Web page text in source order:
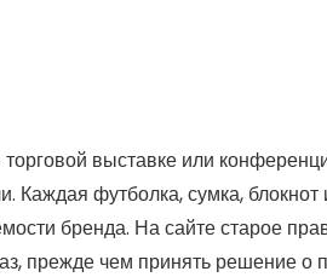
выставке или
Каждая футболка, сумка, блокнот
бренда. На сайте старое
прежде чем принять решение о